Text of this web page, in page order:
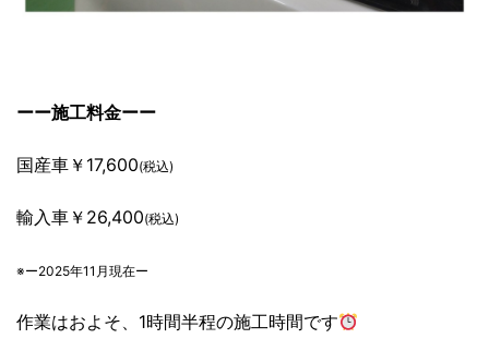
ーー施工料金ーー
国産車￥17,600(税込)
輸入車￥26,400(税込)
※ー2025年11月現在ー
作業はおよそ、1時間半程の施工時間です